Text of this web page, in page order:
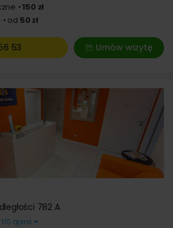
150 zł
od 50 zł
Umów wizytę
53
782 A
110 opinii